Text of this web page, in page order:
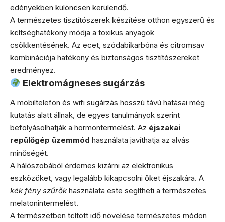
edényekben különösen kerülendő.
A természetes tisztítószerek készítése otthon egyszerű és
költséghatékony módja a toxikus anyagok
csökkentésének. Az ecet, szódabikarbóna és citromsav
kombinációja hatékony és biztonságos tisztítószereket
eredményez.
Elektromágneses sugárzás
A mobiltelefon és wifi sugárzás hosszú távú hatásai még
kutatás alatt állnak, de egyes tanulmányok szerint
befolyásolhatják a hormontermelést. Az éjszakai
repülőgép üzemmód használata javíthatja az alvás
minőségét.
A hálószobából érdemes kizárni az elektronikus
eszközöket, vagy legalább kikapcsolni őket éjszakára. A
kék fény szűrők használata este segítheti a természetes
melatonintermelést.
A természetben töltött idő növelése természetes módon